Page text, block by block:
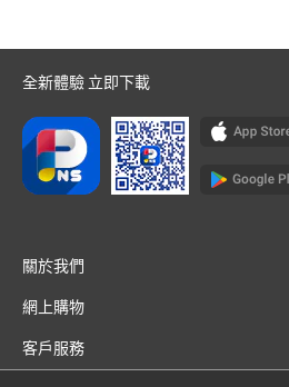
全新體驗 立即下載
關於我們
網上購物
客戶服務